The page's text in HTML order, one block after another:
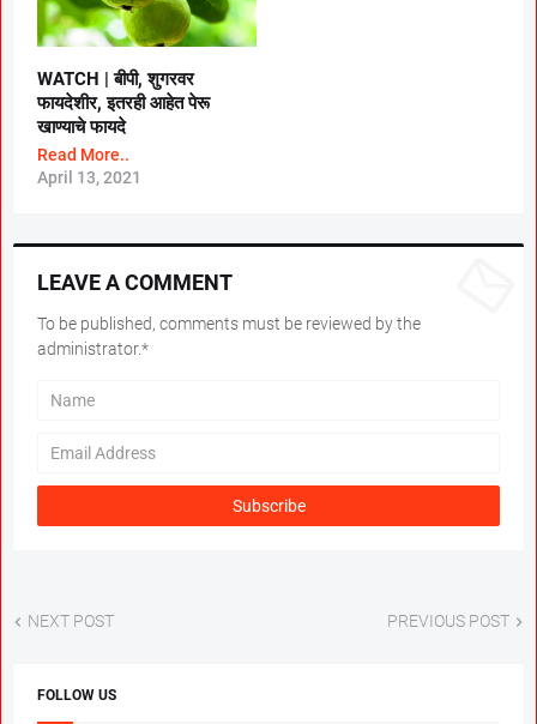
WATCH | बीपी, शुगरवर
फायदेशीर, इतरही आहेत पेरू
खाण्याचे फायदे
Read More..
April 13, 2021
LEAVE A COMMENT
To be published, comments must be reviewed by the
administrator.*
NEXT POST PREVIOUS POST
FOLLOW US